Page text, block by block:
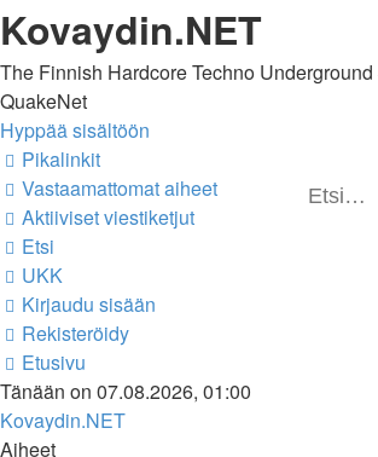
Kovaydin.NET
The Finnish Hardcore Techno
QuakeNet
Hyppää sisältöön
Pikalinkit
Vastaamattomat aiheet
Aktiiviset viestiketjut
Etsi
UKK
Kirjaudu sisään
Rekisteröidy
Etusivu
Tänään on 07.08.2026, 01:00
Kovaydin.NET
Aiheet